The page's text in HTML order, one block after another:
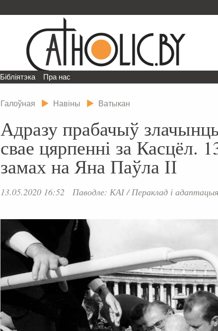
Бібліятэка Пра нас
Галоўная Навіны Ватыкан
Адразу прабачыў
свае цярпенні за Касцёл.
замах на Яна Паўла ІІ
13.05.2020 16:52 Паводле: КАІ/Пераклад і